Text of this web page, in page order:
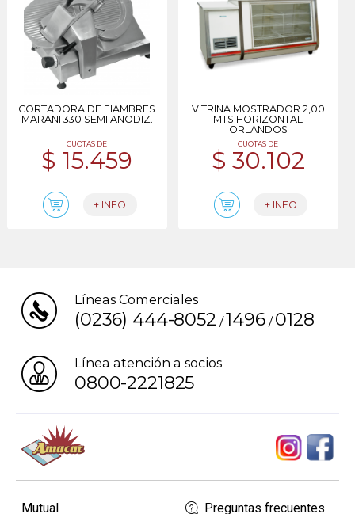
CORTADORA DE FIAMBRES
MARANI 330 SEMI ANODIZ.
CUOTAS DE
$ 15.459
+ INFO
VITRINA MOSTRADOR 2,00
MTS.HORIZONTAL
ORLANDOS
CUOTAS DE
$ 30.102
+ INFO
Líneas Comerciales
(0236) 444-8052 /1496/0128
Línea atención a socios
0800-2221825
Mutual
Preguntas frecuentes